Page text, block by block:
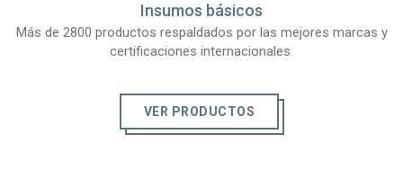
Insumos básicos
Más de 2800 productos respaldados por las mejores marcas y
certificaciones internacionales.
VER PRODUCTOS